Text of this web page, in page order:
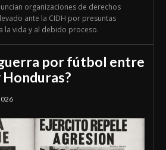
organizaciones de derechos
ante la CIDH por presuntas
la vida y al debido proceso.
por fútbol entre
Honduras?